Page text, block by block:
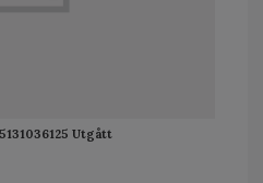
Utgått